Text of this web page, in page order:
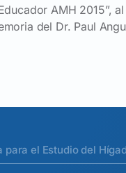
AMH 2015”,
del Dr. Paul
el Estudio del